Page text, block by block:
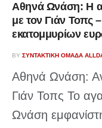
Αθηνά Ωνάση: Η
με τον Γιάν Τοπς
εκατομμυρίων
BY ΣΥΝΤΑΚΤΙΚΉ ΟΜΆΔΑ
Αθηνά Ωνάση:
Γιάν Τοπς Το
Ωνάση